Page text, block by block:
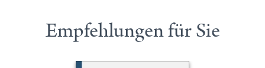
Empfehlungen für Sie